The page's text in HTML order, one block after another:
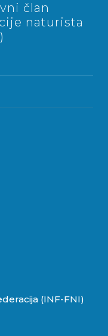
član
naturista
(INF-FNI)